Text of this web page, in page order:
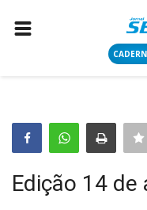
COLUNISTAS
CONTATO
LOGIN
Edição 14